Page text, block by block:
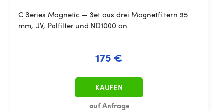
C Series Magnetic — Set aus drei Magnetfiltern 95
mm, UV, Polfilter und ND1000 an
175 €
auf Anfrage
KAUFEN